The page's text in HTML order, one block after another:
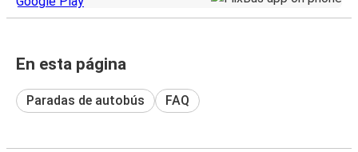
En esta página
Paradas de autobús FAQ